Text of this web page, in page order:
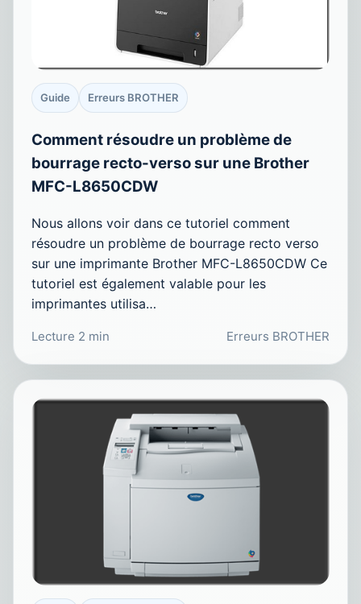
Guide Erreurs BROTHER
Comment résoudre un problème de
bourrage recto-verso sur une Brother
MFC-L8650CDW
Nous allons voir dans ce tutoriel comment
résoudre un problème de bourrage recto verso
sur une imprimante Brother MFC-L8650CDW Ce
tutoriel est également valable pour les
imprimantes utilisa…
Lecture 2 min Erreurs BROTHER